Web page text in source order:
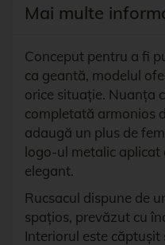
Mai multe
Conceput pentru a fi
ca geantă, modelul
orice situație. Nuanța
completată armonios
adaugă un plus de
logo-ul metalic aplicat
elegant.
Rucsacul dispune de
spațios, prevăzut cu
Interiorul este căptușit